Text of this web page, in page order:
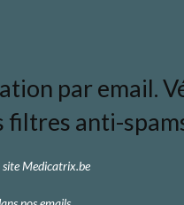
par email.
filtres anti-
site Medicatrix.be